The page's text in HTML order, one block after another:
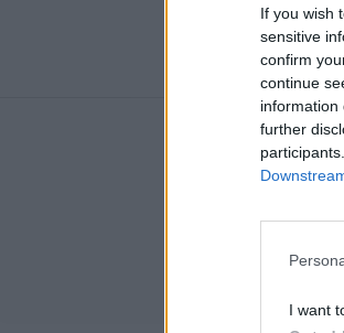
If you wish
sensitive
confirm
continue
information
further
I want